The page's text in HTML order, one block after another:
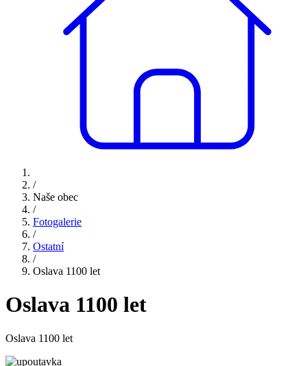
/
Naše obec
/
Fotogalerie
/
Ostatní
/
Oslava 1100 let
Oslava 1100 let
Oslava 1100 let